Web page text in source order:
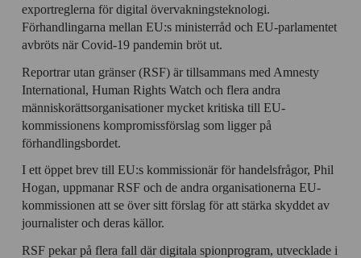
exportreglerna för digital övervakningsteknologi.
Förhandlingarna mellan EU:s ministerråd och EU-parlamentet
avbröts när Covid-19 pandemin bröt ut.
Reportrar utan gränser (RSF) är tillsammans med Amnesty
International, Human Rights Watch och flera andra
människorättsorganisationer mycket kritiska till EU-
kommissionens kompromissförslag som ligger på
förhandlingsbordet.
I ett öppet brev till EU:s kommissionär för handelsfrågor, Phil
Hogan, uppmanar RSF och de andra organisationerna EU-
kommissionen att se över sitt förslag för att stärka skyddet av
journalister och deras källor.
RSF pekar på flera fall där digitala spionprogram, utvecklade i